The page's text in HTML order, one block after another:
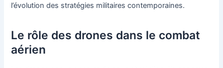
l’évolution des stratégies militaires contemporaines.
Le rôle des drones dans le combat
aérien